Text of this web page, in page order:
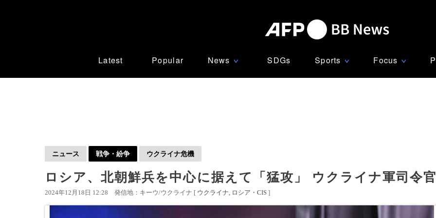
Latest Popular News ∨ SDGs Sports ∨ Focus ∨
ニュース 戦争・紛争 ウクライナ危機
ロシア、北朝鮮兵を中心に据えて「猛攻」 ウクライナ軍司令官
2024年12月18日 12:28 発信地：キーウ/ウクライナ [ ウクライナ ロシア・CIS ]